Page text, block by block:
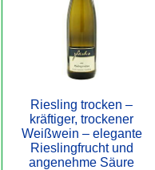
Riesling trocken –
kräftiger, trockener
Weißwein – elegante
Rieslingfrucht und
angenehme Säure